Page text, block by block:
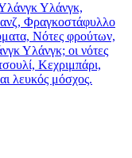
Υλάνγκ Υλάνγκ,
Φραγκοστάφυλλο
Νότες φρούτων,
Υλάνγκ; οι νότες
Κεχριμπάρι,
λευκός μόσχος.